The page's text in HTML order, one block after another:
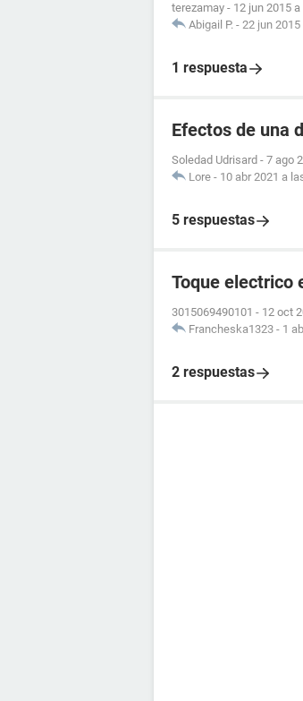
terezamay - 12 jun 2015
Abigail P. - 22 jun
1 respuesta
Efectos de una
Soledad Udrisard - 7 ago
Lore - 10 abr 2021 a
5 respuestas
Toque electrico
3015069490101 - 12 oct
Francheska1323 - 1
2 respuestas